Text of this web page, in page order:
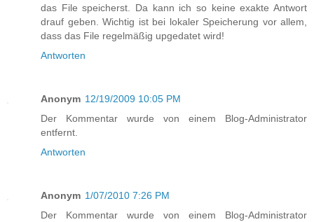
das File speicherst. Da kann ich so keine exakte Antwort
drauf geben. Wichtig ist bei lokaler Speicherung vor allem,
dass das File regelmäßig upgedatet wird!
Antworten
Anonym 12/19/2009 10:05 PM
Der Kommentar wurde von einem Blog-Administrator
entfernt.
Antworten
Anonym 1/07/2010 7:26 PM
Der Kommentar wurde von einem Blog-Administrator